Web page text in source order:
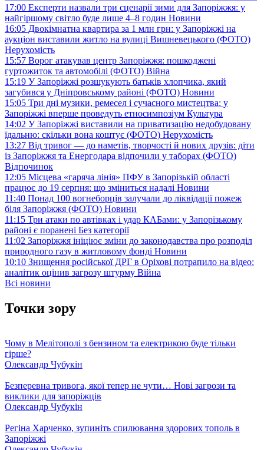
17:00 Експерти назвали три сценарії зими для Запоріжжя: у
найгіршому світло буде лише 4–8 годин Новини
16:05 Двокімнатна квартира за 1 млн грн: у Запоріжжі на
аукціон виставили житло на вулиці Вишневецького (ФОТО)
Нерухомість
15:57 Ворог атакував центр Запоріжжя: пошкоджені
гуртожиток та автомобілі (ФОТО) Війна
15:19 У Запоріжжі розшукують батьків хлопчика, який
загубився у Дніпровському районі (ФОТО) Новини
15:05 Три дні музики, ремесел і сучасного мистецтва: у
Запоріжжі вперше проведуть етносимпозіум Культура
14:02 У Запоріжжі виставили на приватизацію недобудовану
їдальню: скільки вона коштує (ФОТО) Нерухомість
13:27 Від тривог — до наметів, творчості й нових друзів: діти
із Запоріжжя та Енергодара відпочили у таборах (ФОТО)
Відпочинок
12:05 Місцева «гаряча лінія» ПФУ в Запорізькій області
працює до 19 серпня: що зміниться надалі Новини
11:40 Понад 100 вогнеборців залучали до ліквідації пожеж
біля Запоріжжя (ФОТО) Новини
11:15 Три атаки по автівках і удар КАБами: у Запорізькому
районі є поранені Без категорії
11:02 Запоріжжя ініціює зміни до законодавства про розподіл
природного газу в житловому фонді Новини
10:10 Знищення російської ДРГ в Оріхові потрапило на відео:
аналітик оцінив загрозу штурму Війна
Всі новини
Точки зору
Чому в Мелітополі з бензином та електрикою буде тільки
гірше?
Олександр Чубукін
Безперевна тривога, якої тепер не чути… Нові загрози та
виклики для запоріжців
Олександр Чубукін
Регіна Харченко, зупиніть спилювання здорових тополь в
Запоріжжі